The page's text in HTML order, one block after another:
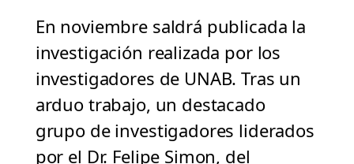
En noviembre saldrá publicada la
investigación realizada por los
investigadores de UNAB. Tras un
arduo trabajo, un destacado
grupo de investigadores liderados
por el Dr. Felipe Simon, del